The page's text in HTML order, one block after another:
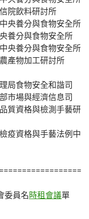
院飲料研討所
央養分與食物安全所
養分與食物安全所
央養分與食物安全所
產物加工研討所
局食物安全和諧司
市場與經濟信息司
質資格與檢測手藝研
疫資格與手藝法例中
委員名時租會議單